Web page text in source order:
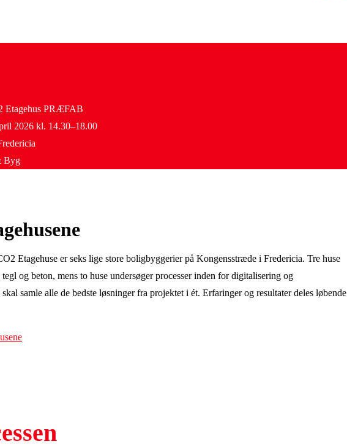
Etagehus PRÆFAB
2026 kl. 14.30–18.00
Byg
Etagehuse er seks lige store boligbyggerier på Kongensstræde i Fredericia. Tre huse
og beton, mens to huse undersøger processer inden for digitalisering og
samle alle de bedste løsninger fra projektet i ét. Erfaringer og resultater deles løbende